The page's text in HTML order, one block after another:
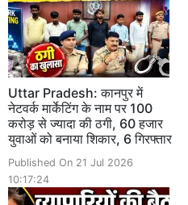
Uttar Pradesh: कानपुर में
नेटवर्क मार्केटिंग के नाम पर 100
करोड़ से ज्यादा की ठगी, 60 हजार
युवाओं को बनाया शिकार, 6 गिरफ्तार
Published On 21 Jul 2026
10:17:24